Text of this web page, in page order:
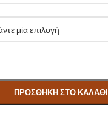
ΠΡΟΣΘΉΚΗ ΣΤΟ ΚΑΛΆΘΙ